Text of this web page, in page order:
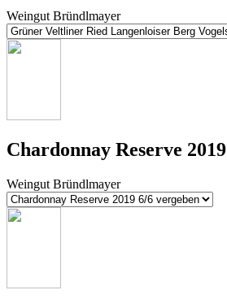
Weingut Bründlmayer
Chardonnay Reserve 2019
Weingut Bründlmayer